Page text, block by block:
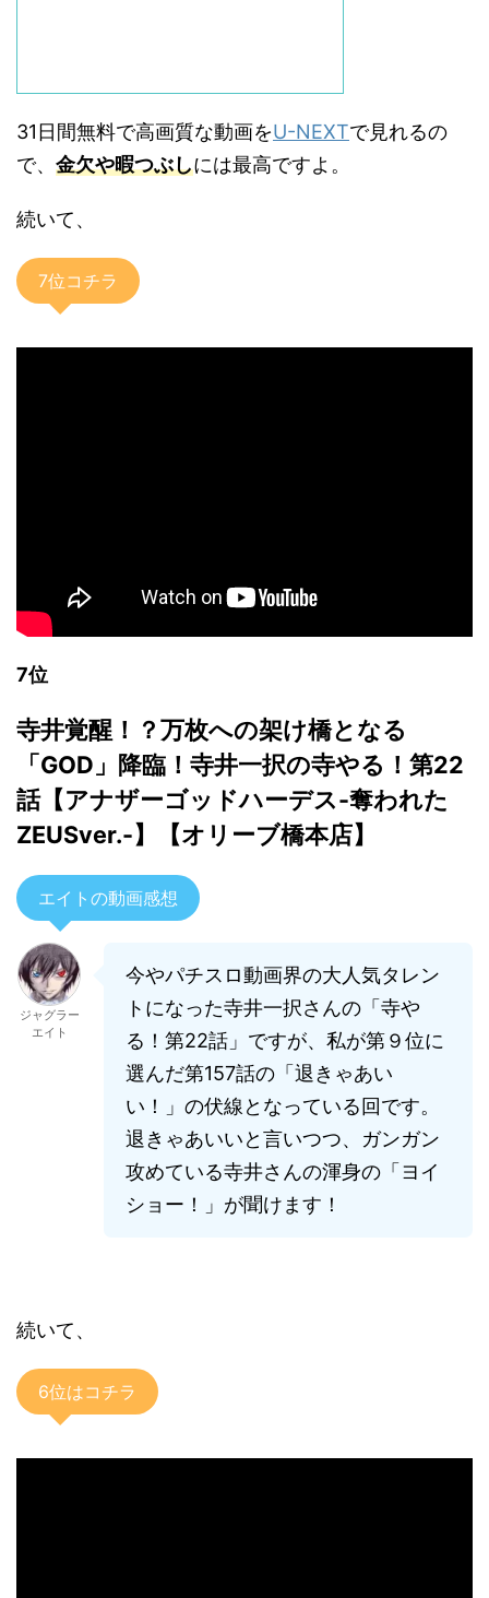
31日間無料で高画質な動画をU-NEXTで見れるの
で、 金欠や暇つぶしには最高ですよ。
続いて、
7位コチラ
7位
寺井覚醒！？万枚への架け橋となる
「GOD」降臨！寺井一択の寺やる！第22
話【アナザーゴッドハーデス-奪われた
ZEUSver.-】【オリーブ橋本店】
エイトの動画感想
ジャグラー
エイト
今やパチスロ動画界の大人気タレン
トになった寺井一択さんの「寺や
る！第22話」ですが、私が第９位に
選んだ第157話の「退きゃあい
い！」の伏線となっている回です。
退きゃあいいと言いつつ、ガンガン
攻めている寺井さんの渾身の「ヨイ
ショー！」が聞けます！
続いて、
6位はコチラ